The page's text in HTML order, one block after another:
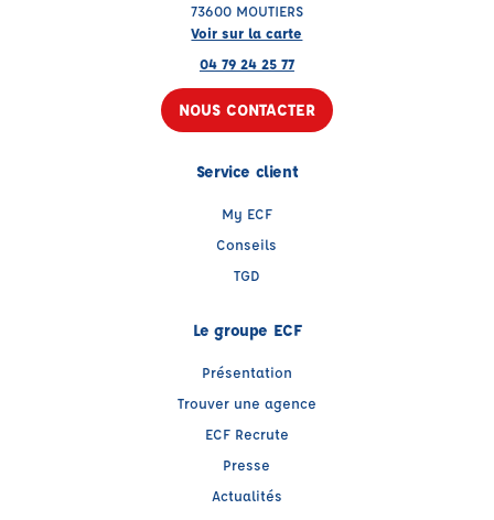
73600 MOUTIERS
Voir sur la carte
04 79 24 25 77
NOUS CONTACTER
Service client
My ECF
Conseils
TGD
Le groupe ECF
Présentation
Trouver une agence
ECF Recrute
Presse
Actualités